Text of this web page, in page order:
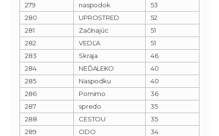
279
naspodok
53
280
UPROSTRED
52
281
Začínajúc
51
282
VEDĽA
51
283
Skraja
46
284
NEĎALEKO
40
285
Naspodku
40
286
Pomimo
36
287
spredo
35
288
CESTOU
35
289
ODO
34